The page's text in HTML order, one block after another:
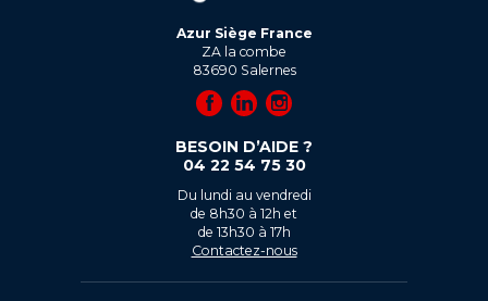
Azur Siège France
ZA la combe
83690 Salernes
BESOIN D’AIDE ?
04 22 54 75 30
Du lundi au vendredi
de 8h30 à 12h et
de 13h30 à 17h
Contactez-nous